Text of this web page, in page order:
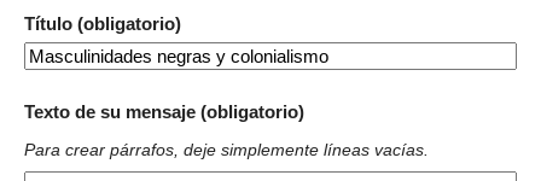
Título (obligatorio)
Texto de su mensaje (obligatorio)
Para crear párrafos, deje simplemente líneas vacías.